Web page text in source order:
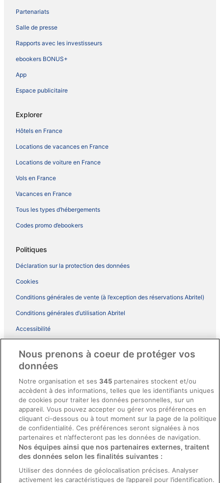
Partenariats
Salle de presse
Rapports avec les investisseurs
ebookers BONUS+
App
Espace publicitaire
Explorer
Hôtels en France
Locations de vacances en France
Locations de voiture en France
Vols en France
Vacances en France
Tous les types d’hébergements
Codes promo d’ebookers
Politiques
Déclaration sur la protection des données
Cookies
Conditions générales de vente (à l’exception des réservations Abritel)
Conditions générales d’utilisation Abritel
Accessibilité
Conditions générales du programme BONUS+ d’ebookers
Directives de contenu et signalement de contenus
Aide
Soutien
Annuler votre réservation d’hôtel ou de propriété de vacances
Échéances de remboursement
Nous prenons à coeur de protéger vos
données
Notre organisation et ses345 partenaires stockent et/ou
accèdent à des informations, telles que les identifiants uniques
de cookies pour traiter les données personnelles, sur un
appareil. Vous pouvez accepter ou gérer vos préférences en
cliquant ci-dessous ou à tout moment sur la page de la politique
de confidentialité. Ces préférences seront signalées à nos
partenaires et n’affecteront pas les données de navigation.
Nos équipes ainsi que nos partenaires externes, traitent
des données selon les finalités suivantes :
Utiliser des données de géolocalisation précises. Analyser
activement les caractéristiques de l’appareil pour l’identification.